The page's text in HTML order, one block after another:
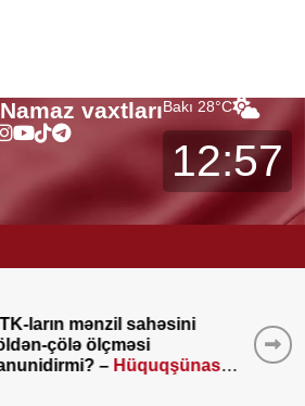
Namaz vaxtlarıBakı 28°C
12:57
Kartdan-karta köçürmələrlə
bağlı vacib açıqlama